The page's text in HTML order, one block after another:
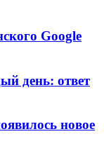
Google
день: ответ
новое